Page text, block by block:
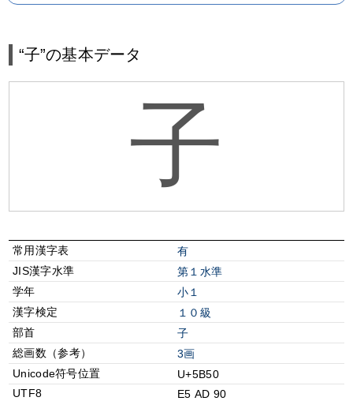
“子”の基本データ
子
常用漢字表
有
JIS漢字水準
第１水準
学年
小１
漢字検定
１０級
部首
⼦
総画数（参考）
3画
Unicode符号位置
U+5B50
UTF8
E5 AD 90